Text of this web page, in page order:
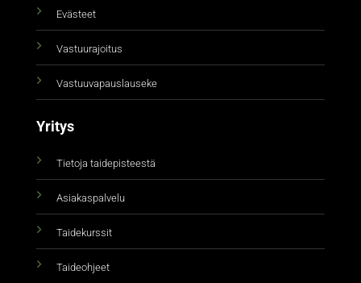
Evästeet
Vastuurajoitus
Vastuuvapauslauseke
Yritys
Tietoja taidepisteestä
Asiakaspalvelu
Taidekurssit
Taideohjeet